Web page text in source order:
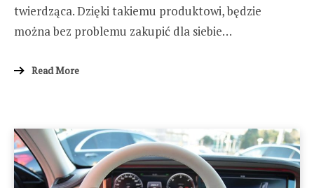
twierdząca. Dzięki takiemu produktowi, będzie
można bez problemu zakupić dla siebie…
Read More